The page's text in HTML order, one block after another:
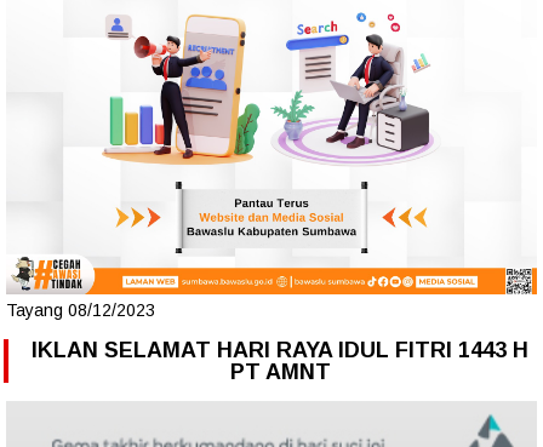
Tayang 08/12/2023
IKLAN SELAMAT HARI RAYA IDUL FITRI 1443 H
PT AMNT